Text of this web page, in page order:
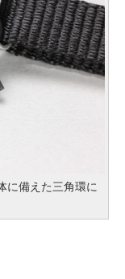
に備えた三角環に